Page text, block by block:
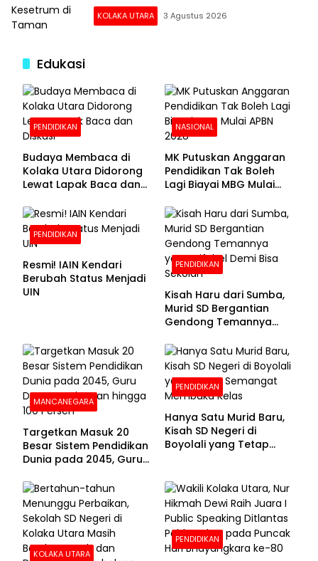
KOLAKA UTARA 3 Agustus 2026
Edukasi
PENDIDIKAN
Budaya Membaca di
Kolaka Utara Didorong
Lewat Lapak Baca dan
NASIONAL
MK Putuskan Anggaran
Pendidikan Tak Boleh
Lagi Biayai MBG Mulai
PENDIDIKAN
Resmi! IAIN Kendari
Berubah Status Menjadi
UIN
PENDIDIKAN
Kisah Haru dari Sumba,
Murid SD Bergantian
Gendong Temannya
Sekolah
MANCANEGARA
Targetkan Masuk 20
Besar Sistem Pendidikan
Dunia pada 2045, Guru
100 Persen
PENDIDIKAN
Hanya Satu Murid Baru,
Kisah SD Negeri di
Boyolali yang Tetap
KOLAKA UTARA
PENDIDIKAN